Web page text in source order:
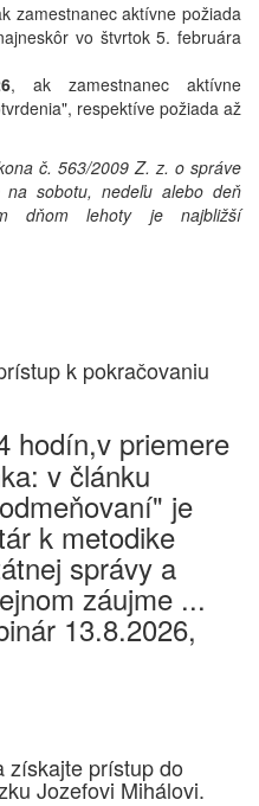
zamestnanec aktívne požiada
vo štvrtok 5. februára
, ak zamestnanec aktívne
respektíve požiada až
č. 563/2009 Z. z. o správe
sobotu, nedeľu alebo deň
dňom lehoty je najbližší
k pokračovaniu
hodín,v priemere
v článku
je
k metodike
správy a
záujme ...
13.8.2026,
získajte prístup do
Jozefovi Mihálovi.